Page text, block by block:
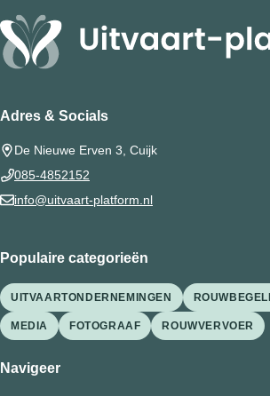
Adres & Socials
De Nieuwe Erven 3, Cuijk
085-4852152
info@uitvaart-platform.nl
Populaire categorieën
UITVAARTONDERNEMINGEN
MEDIA FOTOGRAAF ROUWVERVOER
Navigeer